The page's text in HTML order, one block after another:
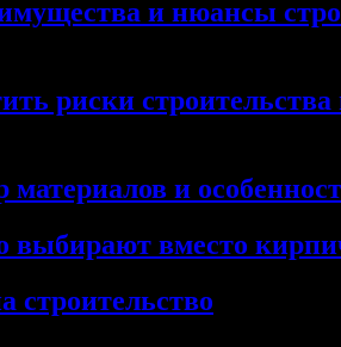
и нюансы
риски строительства
и
выбирают вместо
строительство